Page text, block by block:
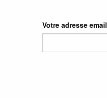
Votre adresse email